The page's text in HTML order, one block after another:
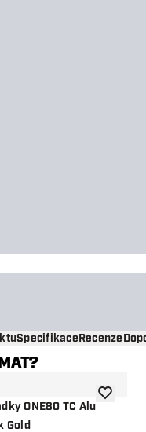
SpecifikaceRecenze
přání
ONE80 TC Alu
Gold
Přidat do